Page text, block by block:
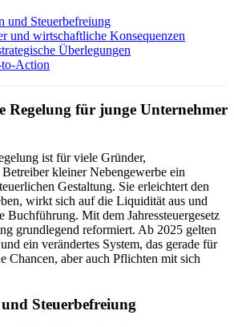
und Steuerbefreiung
und wirtschaftliche Konsequenzen
Überlegungen
Action
Regelung für junge Unternehmer
ist für viele Gründer,
kleiner Nebengewerbe ein
Gestaltung. Sie erleichtert den
wirkt sich auf die Liquidität aus und
Buchführung. Mit dem Jahressteuergesetz
grundlegend reformiert. Ab 2025 gelten
ein verändertes System, das gerade für
Chancen, aber auch Pflichten mit sich
Steuerbefreiung